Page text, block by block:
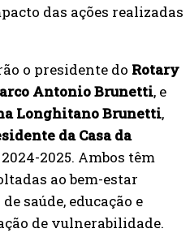
das ações realizadas
o presidente do Rotary
Antonio Brunetti, e
Longhitano Brunetti,
da Casa da
2025. Ambos têm
ao bem-estar
saúde, educação e
de vulnerabilidade.